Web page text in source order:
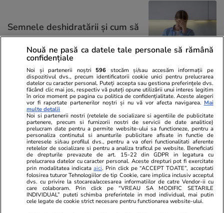
Semnele deshidratării și cum să
o previi
Lifestyle 17 iul.
De ce să nu păstrezi cartofii
lângă ceapă
Lifestyle 20 iul.
Nouă ne pasă ca datele tale personale să rămână
confidențiale
Noi și partenerii noștri 596 stocăm și/sau accesăm informații pe
dispozitivul dvs., precum identificatorii cookie unici pentru prelucrarea
datelor cu caracter personal. Puteți accepta sau gestiona preferințele dvs.
făcând clic mai jos, respectiv vă puteți opune utilizării unui interes legitim
în orice moment pe pagina cu politica de confidențialitate. Aceste alegeri
vor fi raportate partenerilor noștri și nu vă vor afecta navigarea. Mai
multe detalii
Noi si partenerii nostri (retelele de socializare si agentiile de publicitate
partenere, precum si furnizorii nostri de servicii de date analitice)
prelucram date pentru a permite website-ului sa functioneze, pentru a
personaliza continutul si anunturile publicitare afisate in functie de
interesele si/sau profilul dvs., pentru a va oferi functionalitati aferente
retelelor de socializare si pentru a analiza traficul pe website. Beneficiati
de drepturile prevazute de art. 15-22 din GDPR in legatura cu
prelucrarea datelor cu caracter personal. Aceste drepturi pot fi exercitate
prin modalitatea indicataaici. Prin click pe “ACCEPT TOATE”, acceptati
folosirea tuturor Tehnologiilor de tip Cookie, care implica inclusiv acceptul
dvs. cu privire la stocarea/accesarea informatiilor de catre Vendor-ii cu
care colaboram. Prin click pe “VREAU SA MODIFIC SETARILE
INDIVIDUAL” puteti schimba preferintele in mod individual, mai putin
cele legate de cookie strict necesare pentru functionarea website-ului.